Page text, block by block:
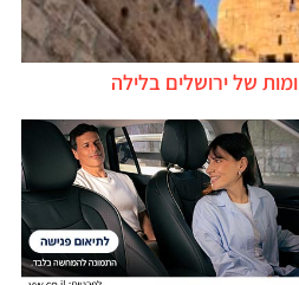
של ירושלים בלילה